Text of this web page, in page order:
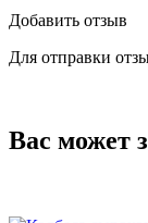
Добавить отзыв
Для отправки
Вас может